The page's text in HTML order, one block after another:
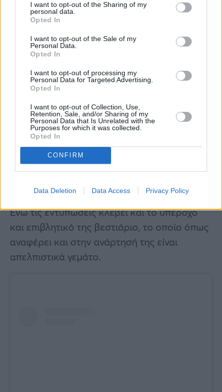
I want to opt-out of the Sharing of my
personal data.
Opted In
I want to opt-out of the Sale of my
Personal Data.
Opted In
I want to opt-out of processing my
Personal Data for Targeted Advertising.
Opted In
I want to opt-out of Collection, Use,
Retention, Sale, and/or Sharing of my
Personal Data that Is Unrelated with the
Purposes for which it was collected.
Opted In
CONFIRM
Data Deletion Data Access Privacy Policy
Η Σίσσυ Χρηστίδου και το
επιβλητικό της βεστιάριο
Ενώ τις εντυπώσεις κλέβει και το υπέροχο
και επιβλητικό της βεστιάριο, το οποίο όπως
αναφέρει και στην ανάρτησή της είναι
απελπιστικά γεμάτο.